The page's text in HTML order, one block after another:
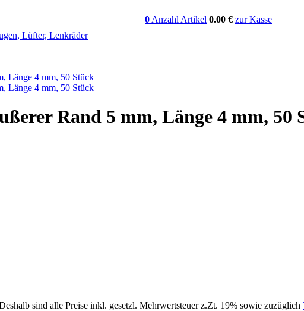
0 Anzahl Artikel 0.00 € zur Kasse
Lüfter, Lenkräder
Rand 5 mm, Länge 4 mm,
sind alle Preise inkl. gesetzl. Mehrwertsteuer z.Zt. 19% sowie zuzüglich